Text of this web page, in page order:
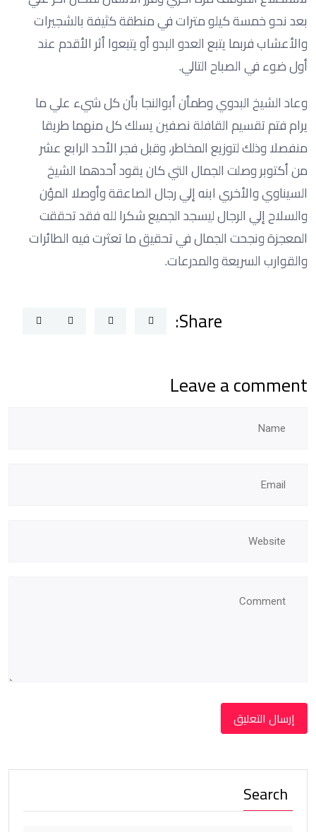
بعد نحو خمسة كيلو مترات في منطقة كثيفة بالشجيرات
والأعشاب فربما يتبع العدو البدو أو يتبعوا أثر الأقدم عند
أول ضوء في الصباح التالي.
وعاد الشيخ البدوي وطمأن أبوالنجا بأن كل شيء علي ما
يرام فتم تقسيم القافلة نصفين يسلك كل منهما طريقا
منفصلا وذلك لتوزيع المخاطر، وقبل فجر الأحد الرابع عشر
من أكتوبر وصلت الجمال التي كان يقود أحدهما الشيخ
السيناوي والأخري ابنه إلي رجال الصاعقة وأوصلا المؤن
والسلاح إلي الرجال ليسجد الجميع شكرا لله فقد تحققت
المعجزة ونجحت الجمال في تحقيق ما تعثرت فيه الطائرات
والقوارب السريعة والمدرعات.
Share:
Leave a comment
Search